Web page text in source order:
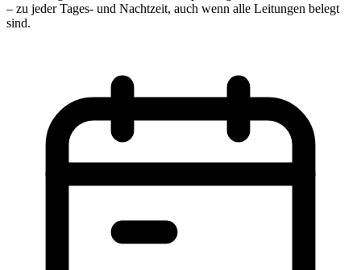
– zu jeder Tages- und Nachtzeit, auch wenn alle Leitungen belegt
sind.